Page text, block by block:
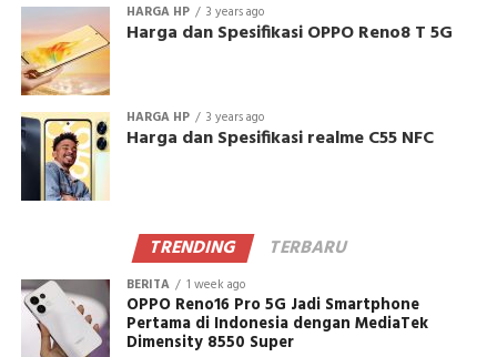
HARGA HP 3 years ago
Harga dan Spesifikasi OPPO Reno8 T 5G
HARGA HP 3 years ago
Harga dan Spesifikasi realme C55 NFC
TRENDING TERBARU
BERITA 1 week ago
OPPO Reno16 Pro 5G Jadi Smartphone
Pertama di Indonesia dengan MediaTek
Dimensity 8550 Super